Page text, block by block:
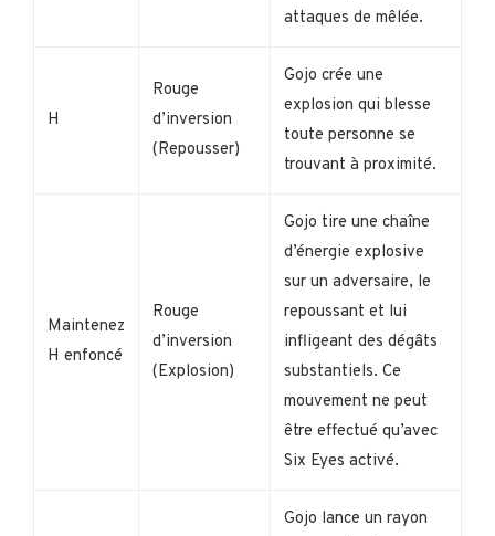
attaques de mêlée.
H
Rouge
d’inversion
(Repousser)
Gojo crée une
explosion qui blesse
toute personne se
trouvant à proximité.
Maintenez
H enfoncé
Rouge
d’inversion
(Explosion)
Gojo tire une chaîne
d’énergie explosive
sur un adversaire, le
repoussant et lui
infligeant des dégâts
substantiels. Ce
mouvement ne peut
être effectué qu’avec
Six Eyes activé.
Gojo lance un rayon